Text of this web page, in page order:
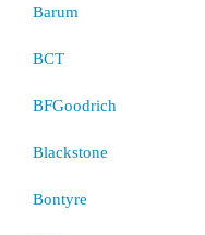
Barum
BCT
BFGoodrich
Blackstone
Bontyre